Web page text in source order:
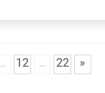
… 12 … 22 »